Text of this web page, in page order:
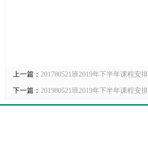
上一篇： 201780521班2019年下半年课程安排
下一篇： 201980521班2019年下半年课程安排